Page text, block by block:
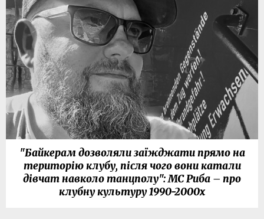
"Байкерам дозволяли заїжджати прямо на
територію клубу, після чого вони катали
дівчат навколо танцполу": МС Риба – про
клубну культуру 1990-2000х